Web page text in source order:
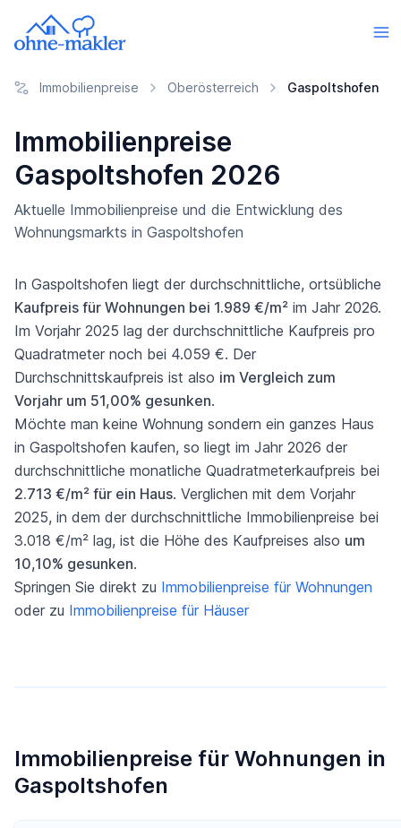
Immobilienpreise Oberösterreich Gaspoltshofen
Immobilienpreise
Gaspoltshofen 2026
Aktuelle Immobilienpreise und die Entwicklung des
Wohnungsmarkts in Gaspoltshofen
In Gaspoltshofen liegt der durchschnittliche, ortsübliche
Kaufpreis für Wohnungen bei 1.989 €/m² im Jahr 2026.
Im Vorjahr 2025 lag der durchschnittliche Kaufpreis pro
Quadratmeter noch bei 4.059 €. Der
Durchschnittskaufpreis ist also im Vergleich zum
Vorjahr um 51,00% gesunken.
Möchte man keine Wohnung sondern ein ganzes Haus
in Gaspoltshofen kaufen, so liegt im Jahr 2026 der
durchschnittliche monatliche Quadratmeterkaufpreis bei
2.713 €/m² für ein Haus. Verglichen mit dem Vorjahr
2025, in dem der durchschnittliche Immobilienpreise bei
3.018 €/m² lag, ist die Höhe des Kaufpreises also um
10,10% gesunken.
Springen Sie direkt zu Immobilienpreise für Wohnungen
oder zu Immobilienpreise für Häuser
Immobilienpreise für Wohnungen in
Gaspoltshofen